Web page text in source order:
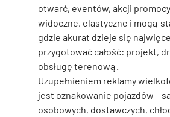
otwarć, eventów, akcji
widoczne, elastyczne i mogą
gdzie akurat dzieje się
przygotować całość: projekt,
obsługę terenową.
Uzupełnieniem reklamy
jest oznakowanie pojazdów –
osobowych, dostawczych,